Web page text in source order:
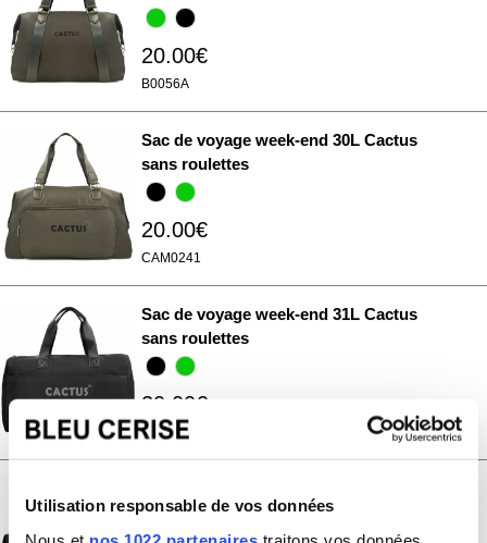
Utilisation responsable de vos données
20.00€
B0056A
Sac de voyage week-end 30L Cactus
sans roulettes
20.00€
CAM0241
Sac de voyage week-end 31L Cactus
sans roulettes
20.00€
CAM0125A
sans roulettes